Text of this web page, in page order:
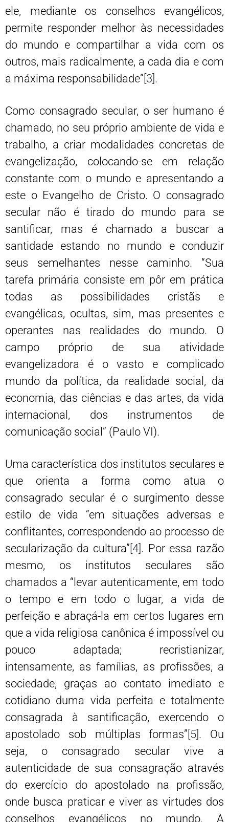
ele, mediante os conselhos evangélicos,
permite responder melhor às necessidades
do mundo e compartilhar a vida com os
outros, mais radicalmente, a cada dia e com
a máxima responsabilidade” [3].
Como consagrado secular, o ser humano é
chamado, no seu próprio ambiente de vida e
trabalho, a criar modalidades concretas de
evangelização, colocando-se em relação
constante com o mundo e apresentando a
este o Evangelho de Cristo. O consagrado
secular não é tirado do mundo para se
santificar, mas é chamado a buscar a
santidade estando no mundo e conduzir
seus semelhantes nesse caminho. “Sua
tarefa primária consiste em pôr em prática
todas as possibilidades cristãs e
evangélicas, ocultas, sim, mas presentes e
operantes nas realidades do mundo. O
campo próprio de sua atividade
evangelizadora é o vasto e complicado
mundo da política, da realidade social, da
economia, das ciências e das artes, da vida
internacional, dos instrumentos de
comunicação social” (Paulo VI).
Uma característica dos institutos seculares e
que orienta a forma como atua o
consagrado secular é o surgimento desse
estilo de vida “em situações adversas e
conflitantes, correspondendo ao processo de
secularização da cultura” [4]. Por essa razão
mesmo, os institutos seculares são
chamados a “levar autenticamente, em todo
o tempo e em todo o lugar, a vida de
perfeição e abraçá-la em certos lugares em
que a vida religiosa canônica é impossível ou
pouco adaptada; recristianizar,
intensamente, as famílias, as profissões, a
sociedade, graças ao contato imediato e
cotidiano duma vida perfeita e totalmente
consagrada à santificação, exercendo o
apostolado sob múltiplas formas” [5]. Ou
seja, o consagrado secular vive a
autenticidade de sua consagração através
do exercício do apostolado na profissão,
onde busca praticar e viver as virtudes dos
conselhos evangélicos no mundo. A